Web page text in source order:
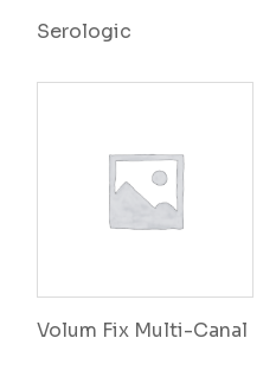
Serologic
Volum Fix Multi-Canal